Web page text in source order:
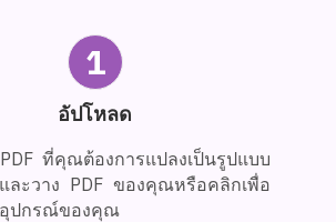
1
อัปโหลด
ที่คุณต้องการแปลงเป็นรูปแบบ
ละวาง PDF ของคุณหรือคลิกเพื่อ
อุปกรณ์ของคุณ